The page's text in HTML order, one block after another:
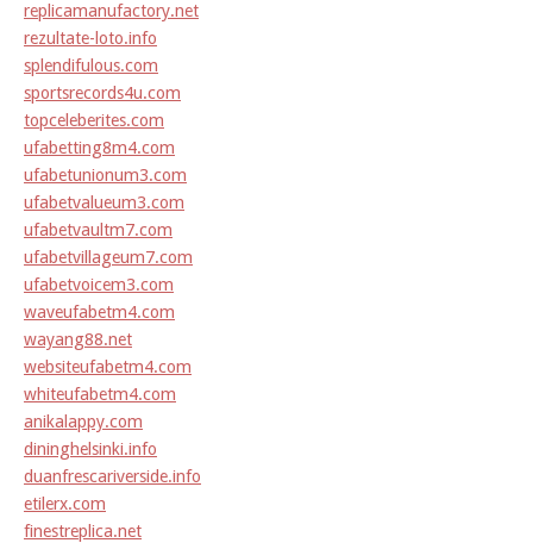
replicamanufactory.net
rezultate-loto.info
splendifulous.com
sportsrecords4u.com
topceleberites.com
ufabetting8m4.com
ufabetunionum3.com
ufabetvalueum3.com
ufabetvaultm7.com
ufabetvillageum7.com
ufabetvoicem3.com
waveufabetm4.com
wayang88.net
websiteufabetm4.com
whiteufabetm4.com
anikalappy.com
dininghelsinki.info
duanfrescariverside.info
etilerx.com
finestreplica.net